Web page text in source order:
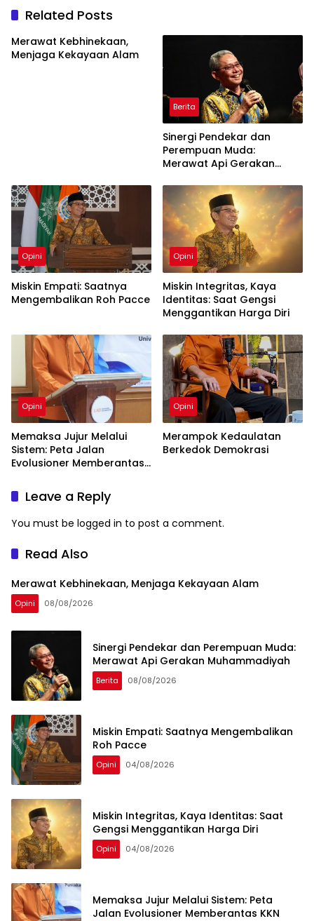
Related Posts
Merawat Kebhinekaan,
Menjaga Kekayaan Alam
Berita
Sinergi Pendekar dan
Perempuan Muda:
Merawat Api Gerakan
Opini
Miskin Empati: Saatnya
Mengembalikan Roh Pacce
Opini
Miskin Integritas, Kaya
Identitas: Saat Gengsi
Menggantikan Harga Diri
Opini
Memaksa Jujur Melalui
Sistem: Peta Jalan
Evolusioner Memberantas
Opini
Merampok Kedaulatan
Berkedok Demokrasi
Leave a Reply
You must be logged in to post a comment.
Read Also
Merawat Kebhinekaan, Menjaga Kekayaan Alam
Opini 08/08/2026
Sinergi Pendekar dan Perempuan Muda:
Merawat Api Gerakan Muhammadiyah
Berita 08/08/2026
Miskin Empati: Saatnya Mengembalikan
Roh Pacce
Opini 04/08/2026
Miskin Integritas, Kaya Identitas: Saat
Gengsi Menggantikan Harga Diri
Opini 04/08/2026
Memaksa Jujur Melalui Sistem: Peta
Jalan Evolusioner Memberantas KKN